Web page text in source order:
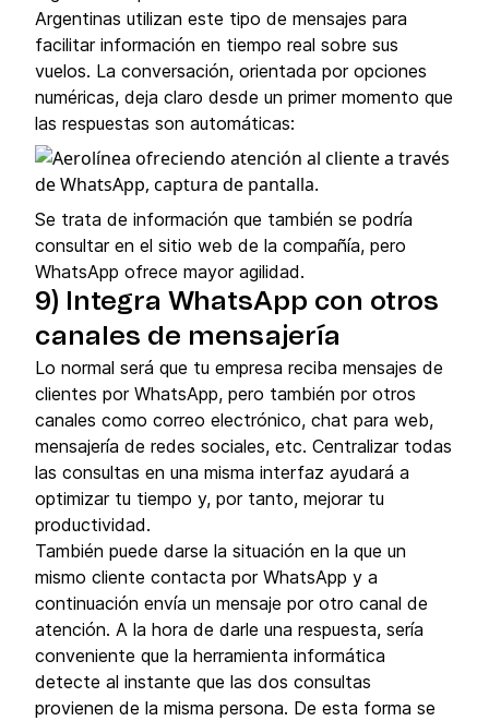
Argentinas utilizan este tipo de mensajes para
facilitar información en tiempo real sobre sus
vuelos. La conversación, orientada por opciones
numéricas, deja claro desde un primer momento que
las respuestas son automáticas:
Se trata de información que también se podría
consultar en el sitio web de la compañía, pero
WhatsApp ofrece mayor agilidad.
9) Integra WhatsApp con otros
canales de mensajería
Lo normal será que tu empresa reciba mensajes de
clientes por WhatsApp, pero también por otros
canales como correo electrónico, chat para web,
mensajería de redes sociales, etc. Centralizar todas
las consultas en una misma interfaz ayudará a
optimizar tu tiempo y, por tanto, mejorar tu
productividad.
También puede darse la situación en la que un
mismo cliente contacta por WhatsApp y a
continuación envía un mensaje por otro canal de
atención. A la hora de darle una respuesta, sería
conveniente que la herramienta informática
detecte al instante que las dos consultas
provienen de la misma persona. De esta forma se